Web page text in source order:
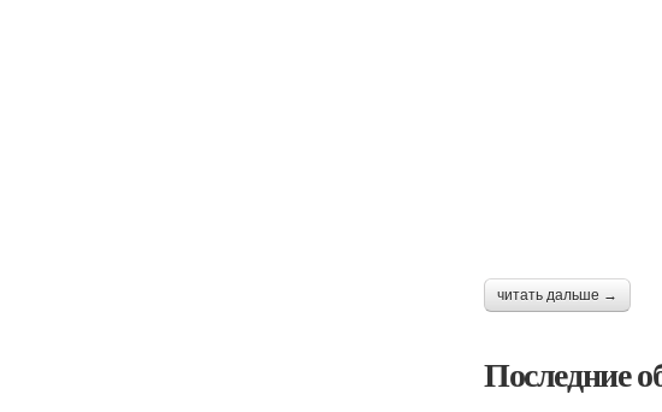
читать дальше →
Последние